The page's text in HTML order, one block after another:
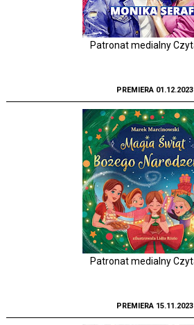
Patronat medialny
PREMIERA 01.12.2023
Patronat medialny
PREMIERA 15.11.2023